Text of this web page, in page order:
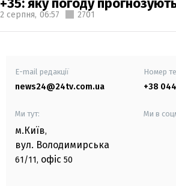
2 серпня, 06:57 2701
E-mail редакції
news24@24tv.com.ua
Номер
+38
Ми тут:
м.Київ,
вул. Володимирська
61/11, офіс 50
Ми в